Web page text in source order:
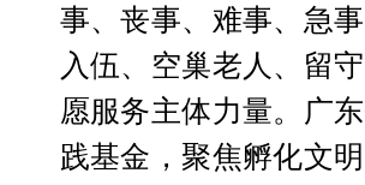
事、丧事、难事、急
入伍、空巢老人、留
愿服务主体力量。广
践基金，聚焦孵化文